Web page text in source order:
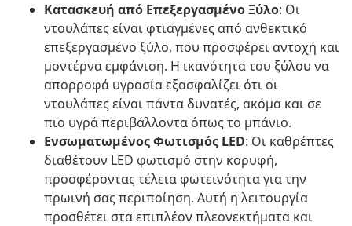
Κατασκευή από Επεξεργασμένο Ξύλο: Οι
ντουλάπες είναι φτιαγμένες από ανθεκτικό
επεξεργασμένο ξύλο, που προσφέρει αντοχή και
μοντέρνα εμφάνιση. Η ικανότητα του ξύλου να
απορροφά υγρασία εξασφαλίζει ότι οι
ντουλάπες είναι πάντα δυνατές, ακόμα και σε
πιο υγρά περιβάλλοντα όπως το μπάνιο.
Ενσωματωμένος Φωτισμός LED: Οι καθρέπτες
διαθέτουν LED φωτισμό στην κορυφή,
προσφέροντας τέλεια φωτεινότητα για την
πρωινή σας περιποίηση. Αυτή η λειτουργία
προσθέτει στα επιπλέον πλεονεκτήματα και